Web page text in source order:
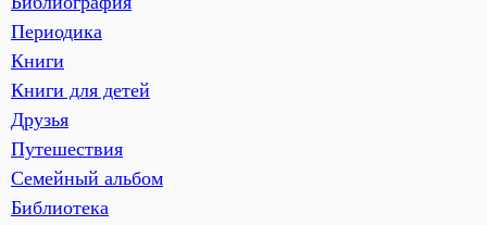
Периодика
Книги
Книги для детей
Друзья
Путешествия
Семейный альбом
Библиотека